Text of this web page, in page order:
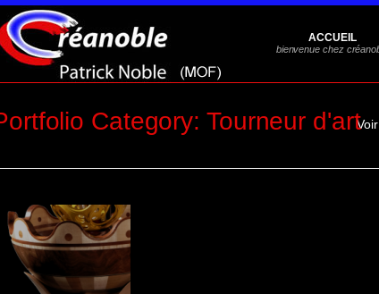
ACCUEIL
Category: Tourneur d'artVoir